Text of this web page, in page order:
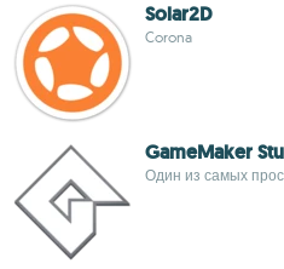
Solar2D
Corona
GameMaker
Один из самых